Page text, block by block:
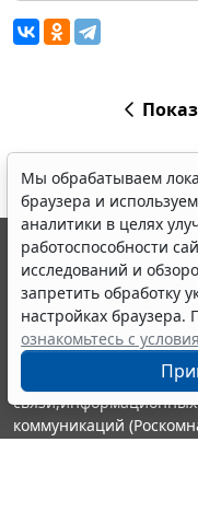
Мы обрабатываем
браузера и
аналитики в целях
работоспособности
исследований и
запретить обработку
настройках браузера.
ознакомьтесь с
© ООО "НПП "ГАРАНТ-
выпускается с 1990
являются
информации ГАРАНТ.
Портал ГАРАНТ.РУ
издания Федеральной
коммуникаций